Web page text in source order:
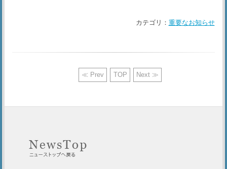
カテゴリ： 重要なお知らせ
≪ Prev TOP Next ≫